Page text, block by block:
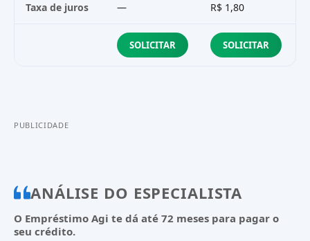
Taxa de juros — R$ 1,80
SOLICITAR SOLICITAR
PUBLICIDADE
ANÁLISE DO ESPECIALISTA
O Empréstimo Agi te dá até 72 meses para pagar o
seu crédito.